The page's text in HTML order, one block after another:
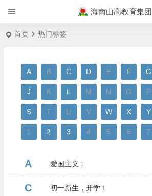
海南山高教育集团
首页 热门标签
A B C D E F G
J K L M N O P
S T U V W X Y
1 2 3 4 5 6 7
A 爱国主义 1
C 初一新生，开学 1